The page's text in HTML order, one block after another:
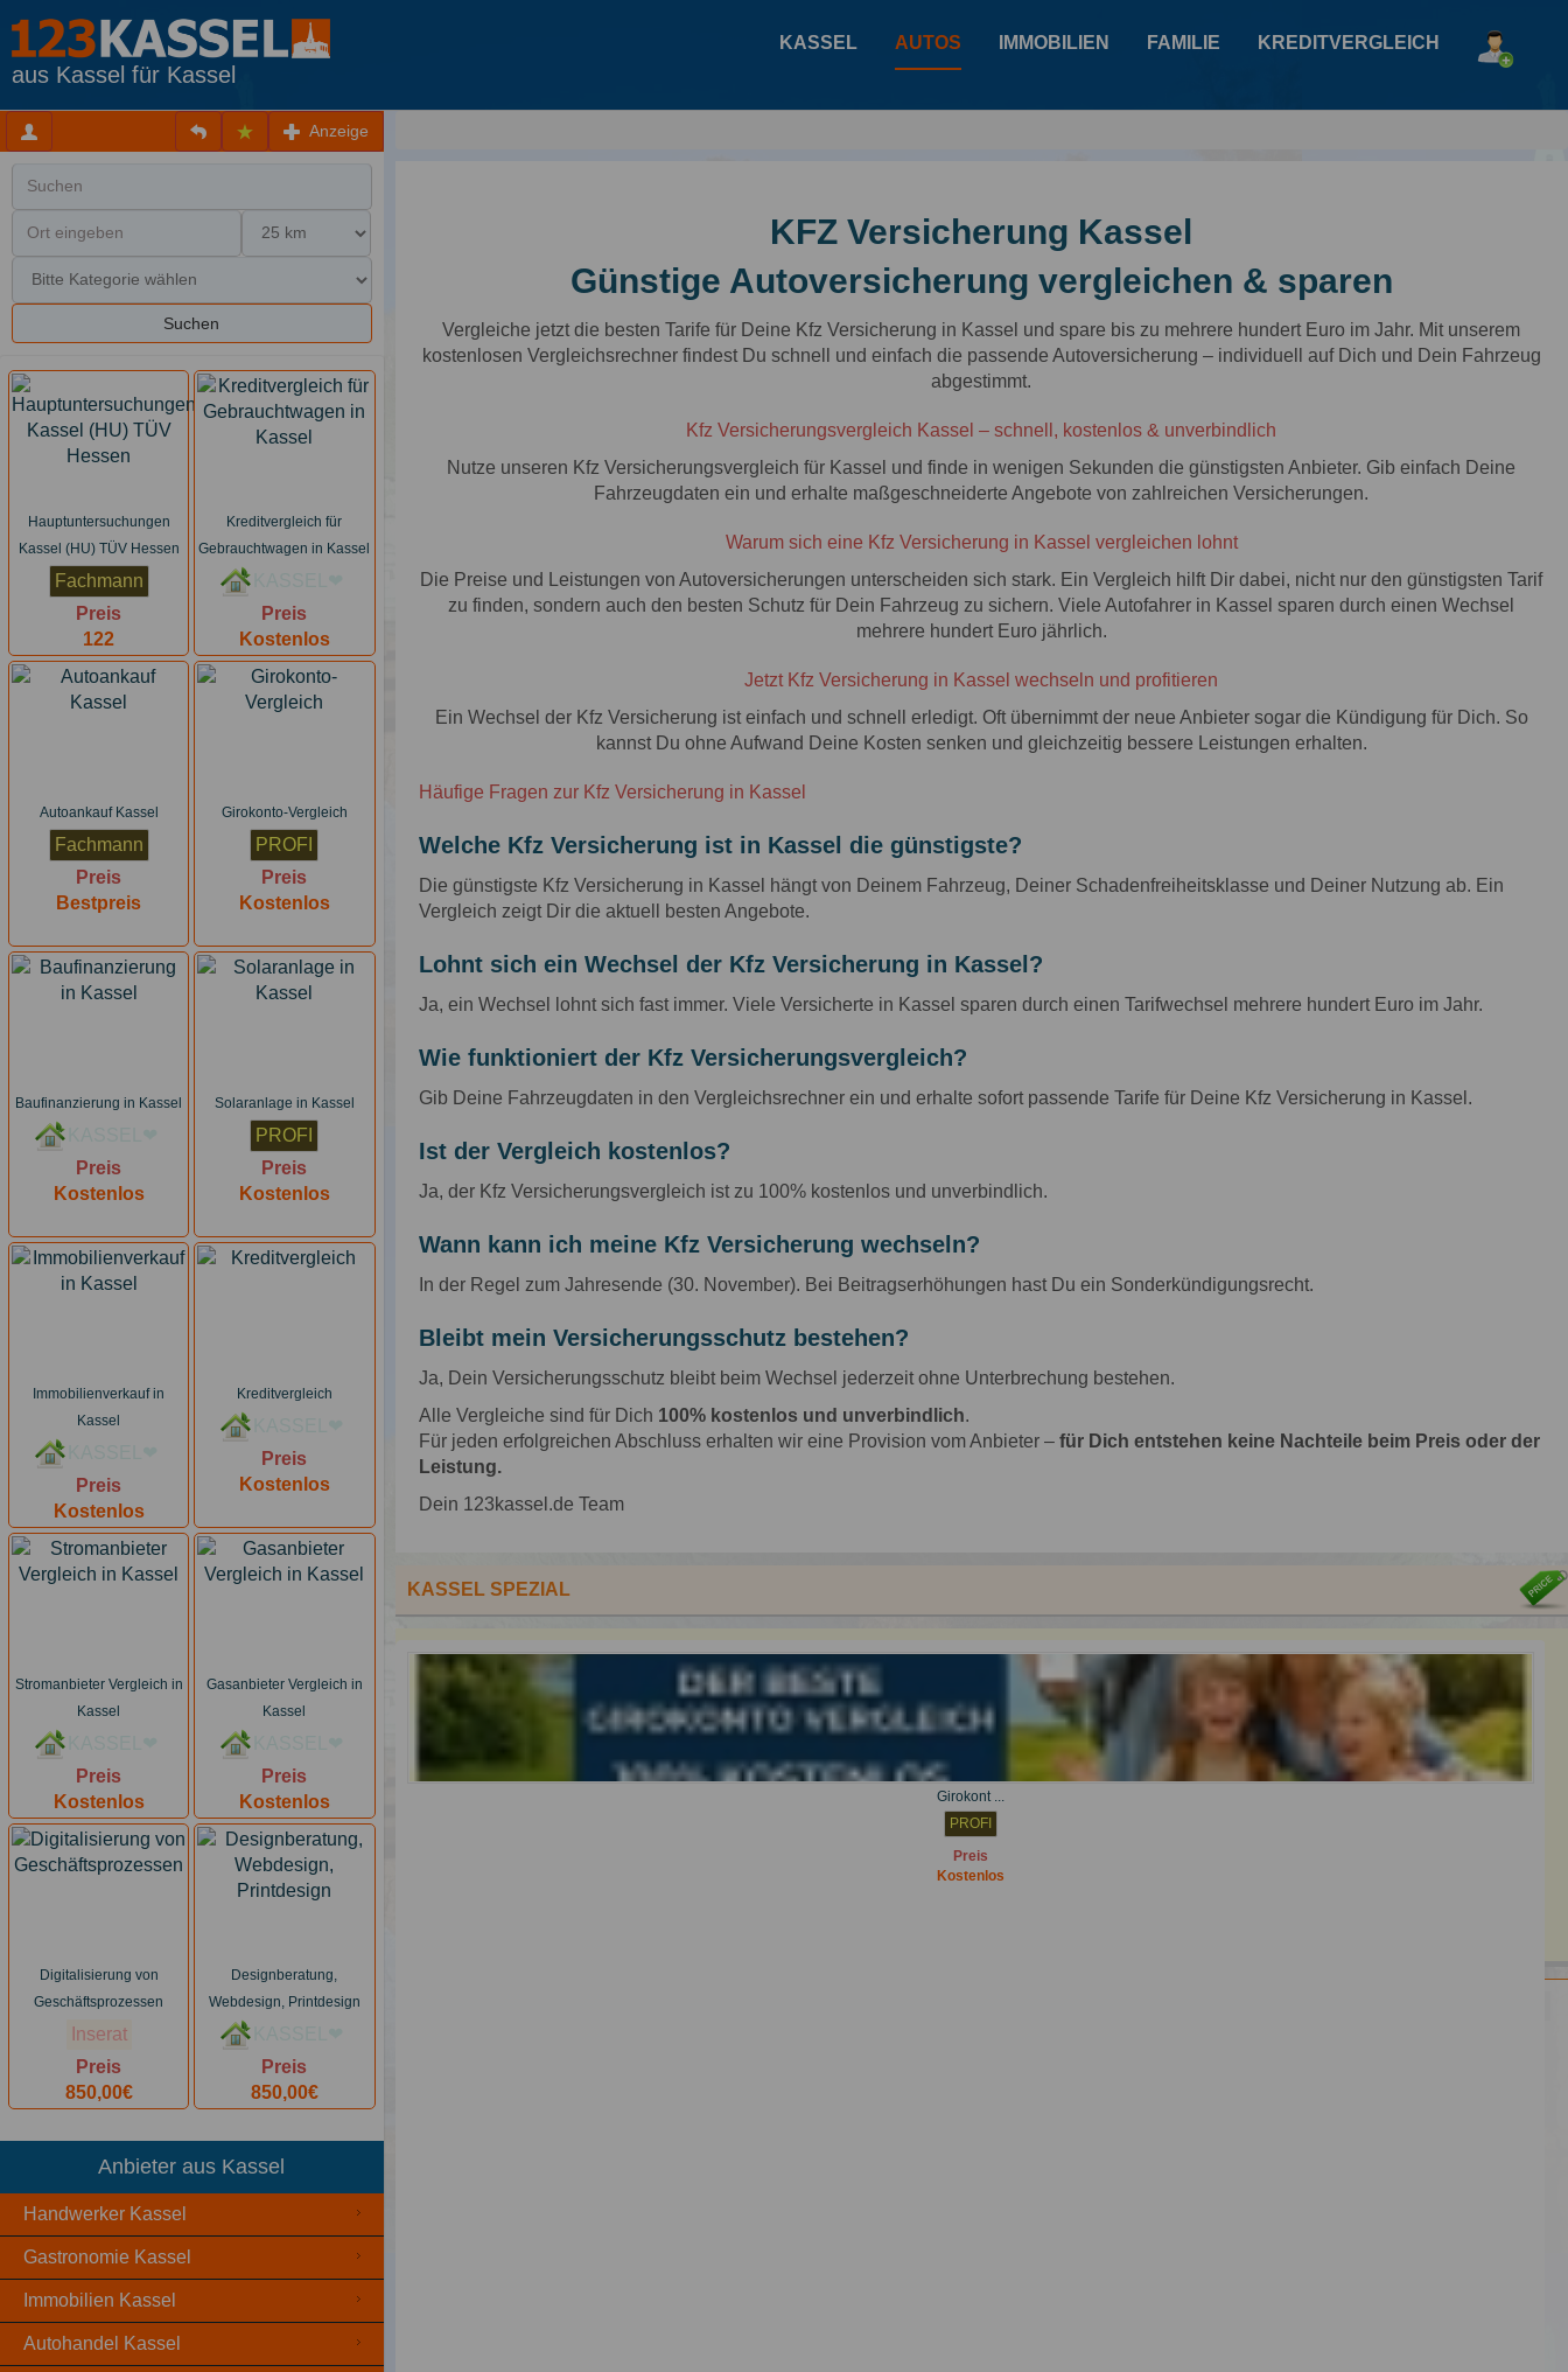
aus Kassel für Kassel
KASSEL AUTOS IMMOBILIEN FAMILIE KREDITVERGLEICH
Anzeige
Suchen
Hauptuntersuchungen
Kassel (HU) TÜV Hessen
Fachmann
Preis
122
Kreditvergleich für
Gebrauchtwagen in Kassel
Preis
Kostenlos
Autoankauf Kassel
Fachmann
Preis
Bestpreis
Girokonto-Vergleich
PROFI
Preis
Kostenlos
Baufinanzierung in Kassel
Preis
Kostenlos
Solaranlage in Kassel
PROFI
Preis
Kostenlos
Immobilienverkauf in
Kassel
Preis
Kostenlos
Kreditvergleich
Preis
Kostenlos
Stromanbieter Vergleich in
Kassel
Preis
Kostenlos
Gasanbieter Vergleich in
Kassel
Preis
Kostenlos
Digitalisierung von
Geschäftsprozessen
Inserat
Preis
850,00€
Designberatung,
Webdesign, Printdesign
Preis
850,00€
Anbieter aus Kassel
Handwerker Kassel
Gastronomie Kassel
Immobilien Kassel
Autohandel Kassel
KFZ Versicherung Kassel
Günstige Autoversicherung vergleichen & sparen
Vergleiche jetzt die besten Tarife für Deine Kfz Versicherung in Kassel und spare bis zu mehrere hundert Euro im Jahr. Mit unserem
kostenlosen Vergleichsrechner findest Du schnell und einfach die passende Autoversicherung – individuell auf Dich und Dein Fahrzeug
abgestimmt.
Kfz Versicherungsvergleich Kassel – schnell, kostenlos & unverbindlich
Nutze unseren Kfz Versicherungsvergleich für Kassel und finde in wenigen Sekunden die günstigsten Anbieter. Gib einfach Deine
Fahrzeugdaten ein und erhalte maßgeschneiderte Angebote von zahlreichen Versicherungen.
Warum sich eine Kfz Versicherung in Kassel vergleichen lohnt
Die Preise und Leistungen von Autoversicherungen unterscheiden sich stark. Ein Vergleich hilft Dir dabei, nicht nur den günstigsten Tarif
zu finden, sondern auch den besten Schutz für Dein Fahrzeug zu sichern. Viele Autofahrer in Kassel sparen durch einen Wechsel
mehrere hundert Euro jährlich.
Jetzt Kfz Versicherung in Kassel wechseln und profitieren
Ein Wechsel der Kfz Versicherung ist einfach und schnell erledigt. Oft übernimmt der neue Anbieter sogar die Kündigung für Dich. So
kannst Du ohne Aufwand Deine Kosten senken und gleichzeitig bessere Leistungen erhalten.
Häufige Fragen zur Kfz Versicherung in Kassel
Welche Kfz Versicherung ist in Kassel die günstigste?
Die günstigste Kfz Versicherung in Kassel hängt von Deinem Fahrzeug, Deiner Schadenfreiheitsklasse und Deiner Nutzung ab. Ein
Vergleich zeigt Dir die aktuell besten Angebote.
Lohnt sich ein Wechsel der Kfz Versicherung in Kassel?
Ja, ein Wechsel lohnt sich fast immer. Viele Versicherte in Kassel sparen durch einen Tarifwechsel mehrere hundert Euro im Jahr.
Wie funktioniert der Kfz Versicherungsvergleich?
Gib Deine Fahrzeugdaten in den Vergleichsrechner ein und erhalte sofort passende Tarife für Deine Kfz Versicherung in Kassel.
Ist der Vergleich kostenlos?
Ja, der Kfz Versicherungsvergleich ist zu 100% kostenlos und unverbindlich.
Wann kann ich meine Kfz Versicherung wechseln?
In der Regel zum Jahresende (30. November). Bei Beitragserhöhungen hast Du ein Sonderkündigungsrecht.
Bleibt mein Versicherungsschutz bestehen?
Ja, Dein Versicherungsschutz bleibt beim Wechsel jederzeit ohne Unterbrechung bestehen.
Alle Vergleiche sind für Dich 100% kostenlos und unverbindlich.
Für jeden erfolgreichen Abschluss erhalten wir eine Provision vom Anbieter – für Dich entstehen keine Nachteile beim Preis oder der
Leistung.
Dein 123kassel.de Team
KASSEL SPEZIAL
Girokont ...
PROFI
Preis
Kostenlos